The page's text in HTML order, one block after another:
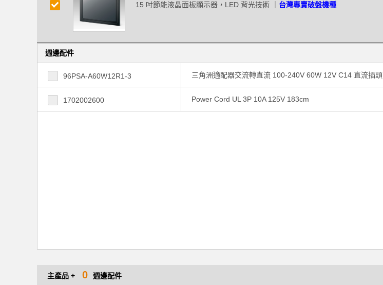
15 吋節能液晶面板顯示器，LED 背光技術 ｜ 台灣專賣破盤機種
週邊配件
96PSA-A60W12R1-3 三角洲適配器交流轉直流 100-240V 60W 12V C14 直流插頭
1702002600 Power Cord UL 3P 10A 125V 183cm
主產品 + 0 週邊配件